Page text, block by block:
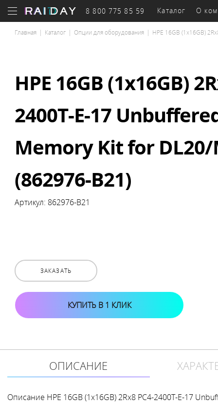
8 800 775 85 59 Каталог
Серверы
Системы
хранения
О
Главная | Каталог | Опции для оборудования | HPE 16GB (1x16GB)
HPE 16GB (1x16GB)
2400T-E-17
Memory Kit for DL20/
(862976-B21)
Артикул: 862976-B21
ЗАКАЗАТЬ
КУПИТЬ В 1 КЛИК
ОПИСАНИЕ
Описание HPE 16GB (1x16GB) 2Rx8 PC4-2400T-E-17